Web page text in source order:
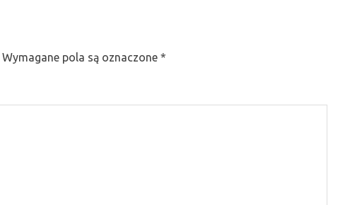
Wymagane pola są oznaczone *